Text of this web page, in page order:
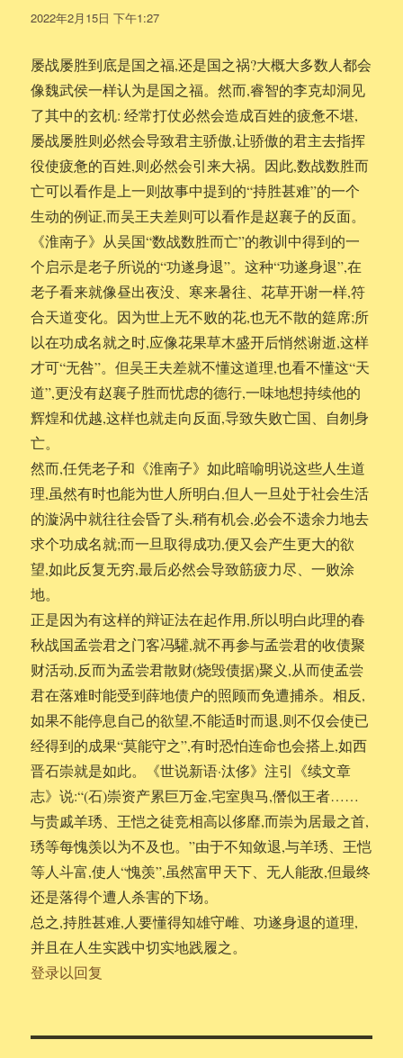
道：
2022年2月15日 下午1:27
屡战屡胜到底是国之福,还是国之祸?大概大多数人都会
像魏武侯一样认为是国之福。然而,睿智的李克却洞见
了其中的玄机: 经常打仗必然会造成百姓的疲惫不堪,
屡战屡胜则必然会导致君主骄傲,让骄傲的君主去指挥
役使疲惫的百姓,则必然会引来大祸。因此,数战数胜而
亡可以看作是上一则故事中提到的“持胜甚难”的一个
生动的例证,而吴王夫差则可以看作是赵襄子的反面。
《淮南子》从吴国“数战数胜而亡”的教训中得到的一
个启示是老子所说的“功遂身退”。这种“功遂身退”,在
老子看来就像昼出夜没、寒来暑往、花草开谢一样,符
合天道变化。因为世上无不败的花,也无不散的筵席;所
以在功成名就之时,应像花果草木盛开后悄然谢逝,这样
才可“无咎”。但吴王夫差就不懂这道理,也看不懂这“天
道”,更没有赵襄子胜而忧虑的德行,一味地想持续他的
辉煌和优越,这样也就走向反面,导致失败亡国、自刎身
亡。
然而,任凭老子和《淮南子》如此暗喻明说这些人生道
理,虽然有时也能为世人所明白,但人一旦处于社会生活
的漩涡中就往往会昏了头,稍有机会,必会不遗余力地去
求个功成名就;而一旦取得成功,便又会产生更大的欲
望,如此反复无穷,最后必然会导致筋疲力尽、一败涂
地。
正是因为有这样的辩证法在起作用,所以明白此理的春
秋战国孟尝君之门客冯驩,就不再参与孟尝君的收债聚
财活动,反而为孟尝君散财(烧毁债据)聚义,从而使孟尝
君在落难时能受到薛地债户的照顾而免遭捕杀。相反,
如果不能停息自己的欲望,不能适时而退,则不仅会使已
经得到的成果“莫能守之”,有时恐怕连命也会搭上,如西
晋石崇就是如此。《世说新语·汰侈》注引《续文章
志》说:“(石)崇资产累巨万金,宅室舆马,僭似王者……
与贵戚羊琇、王恺之徒竞相高以侈靡,而崇为居最之首,
琇等每愧羡以为不及也。”由于不知敛退,与羊琇、王恺
等人斗富,使人“愧羡”,虽然富甲天下、无人能敌,但最终
还是落得个遭人杀害的下场。
总之,持胜甚难,人要懂得知雄守雌、功遂身退的道理,
并且在人生实践中切实地践履之。
登录以回复